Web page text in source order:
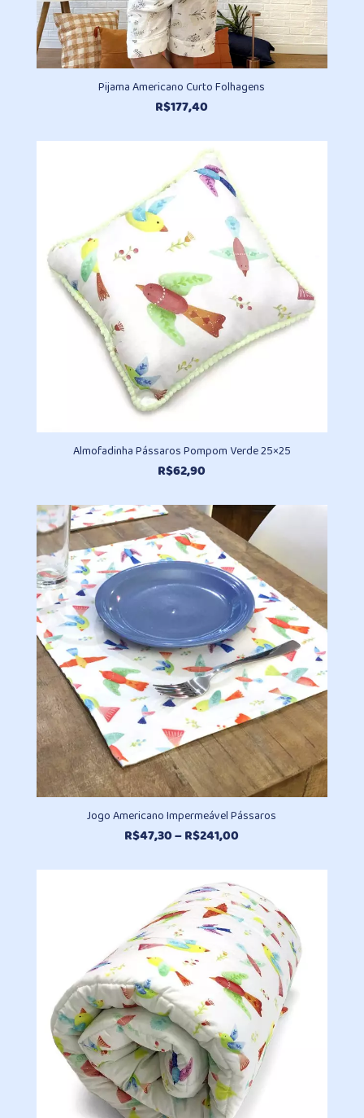
Pijama Americano Curto Folhagens
R$177,40
Almofadinha Pássaros Pompom Verde 25×25
R$62,90
Jogo Americano Impermeável Pássaros
R$47,30–R$241,00
preço:
R$47,30
através
R$241,00